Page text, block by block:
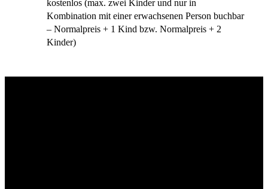
kostenlos (max. zwei Kinder und nur in
Kombination mit einer erwachsenen Person buchbar
– Normalpreis + 1 Kind bzw. Normalpreis + 2
Kinder)